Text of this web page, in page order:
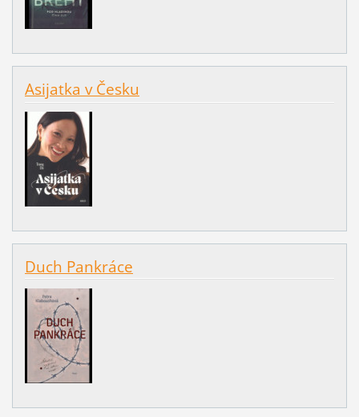
Asijatka v Česku
Duch Pankráce